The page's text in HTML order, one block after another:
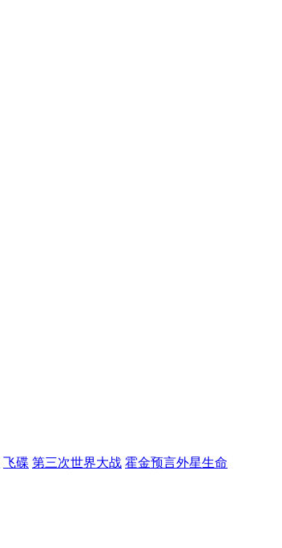
飞碟 第三次世界大战 霍金预言外星生命